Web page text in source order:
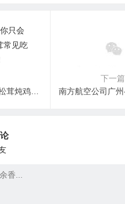
别告诉我，你只会松茸炖鸡？松茸常见吃法推荐！
下一篇